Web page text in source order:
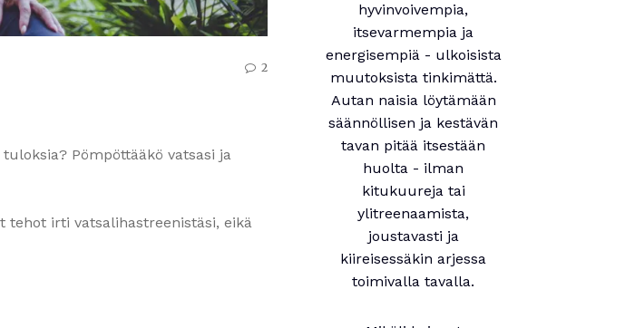
2
Pömpöttääkö vatsasi ja
tehot irti vatsalihastreenistäsi, eikä
hyvinvoivempia,
itsevarmempia ja
energisempiä - ulkoisista
muutoksista tinkimättä.
Autan naisia löytämään
säännöllisen ja kestävän
tavan pitää itsestään
huolta - ilman
kitukuureja tai
ylitreenaamista,
joustavasti ja
kiireisessäkin arjessa
toimivalla tavalla.